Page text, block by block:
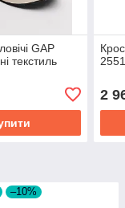
GAP
текстиль
2
–10%